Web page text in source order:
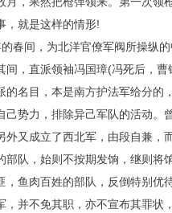
，就是这样的情形!
春间，为北洋官僚军阀所操纵
间，直派领袖冯国璋(冯死后，
的名目，本是南方护法军给分
己势力，排除异己军队的活动
外又成立了西北军，由段自兼
部队，始则不按期发饷，继则
，鱼肉百姓的部队，反倒特别
，并不免其职，亦不宣布其罪